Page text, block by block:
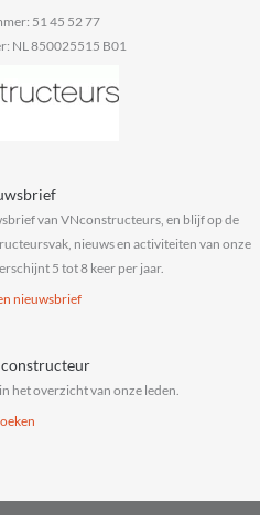
51 45 52 77
NL 850025515 B01
van VNconstructeurs, en blijf op de
nieuws en activiteiten van onze
5 tot 8 keer per jaar.
nieuwsbrief
constructeur
het overzicht van onze leden.